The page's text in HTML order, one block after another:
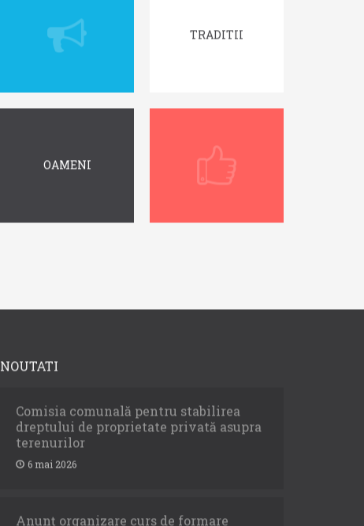
TRADITII
OAMENI
NOUTATI
Comisia comunală pentru stabilirea
dreptului de proprietate privată asupra
terenurilor
6 mai 2026
Anunț organizare curs de formare